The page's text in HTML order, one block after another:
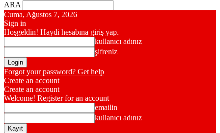
ARA
Cuma, Ağustos 7, 2026
Sign in
Hoşgeldin! Haydi hesabına giriş yap.
kullanıcı adınız
şifreniz
Forgot your password? Get help
Create an account
Create an account
Welcome! Register for an account
emailin
kullanıcı adınız